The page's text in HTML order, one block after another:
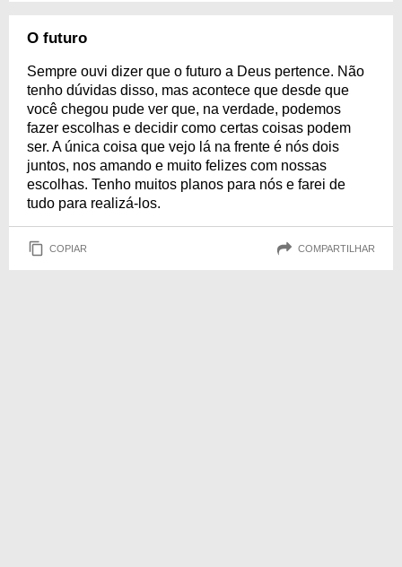
O futuro
Sempre ouvi dizer que o futuro a Deus pertence. Não
tenho dúvidas disso, mas acontece que desde que
você chegou pude ver que, na verdade, podemos
fazer escolhas e decidir como certas coisas podem
ser. A única coisa que vejo lá na frente é nós dois
juntos, nos amando e muito felizes com nossas
escolhas. Tenho muitos planos para nós e farei de
tudo para realizá-los.
COPIAR COMPARTILHAR